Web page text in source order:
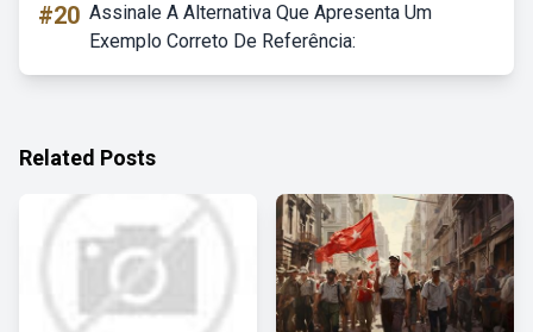
#20 Assinale A Alternativa Que Apresenta Um
Exemplo Correto De Referência:
Related Posts